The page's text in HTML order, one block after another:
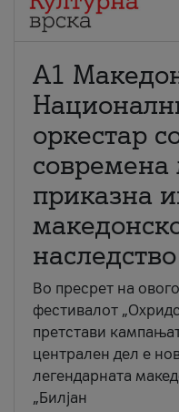
А1
оркестар
современа
приказна
наследство
Во пресрет на
фестивалот
претстави
централен дел е
легендарната
„Билјан